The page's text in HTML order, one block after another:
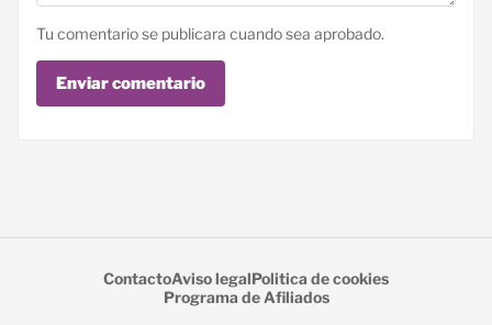
Tu comentario se publicara cuando sea aprobado.
Enviar comentario
ContactoAviso legalPolitica de cookies
Programa de Afiliados